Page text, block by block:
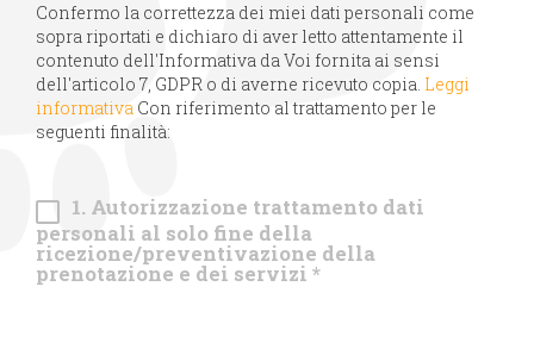
Confermo la correttezza dei miei dati personali come
sopra riportati e dichiaro di aver letto attentamente il
contenuto dell'Informativa da Voi fornita ai sensi
dell'articolo 7, GDPR o di averne ricevuto copia. Leggi
informativa Con riferimento al trattamento per le
seguenti finalità:
1. Autorizzazione trattamento dati
personali al solo fine della
ricezione/preventivazione della
prenotazione e dei servizi *